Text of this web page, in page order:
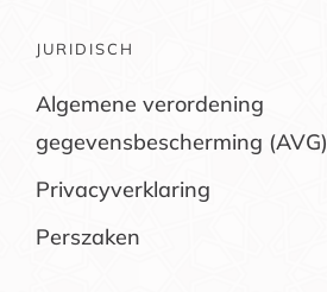
JURIDISCH
Algemene verordening
gegevensbescherming (AVG)
Privacyverklaring
Perszaken